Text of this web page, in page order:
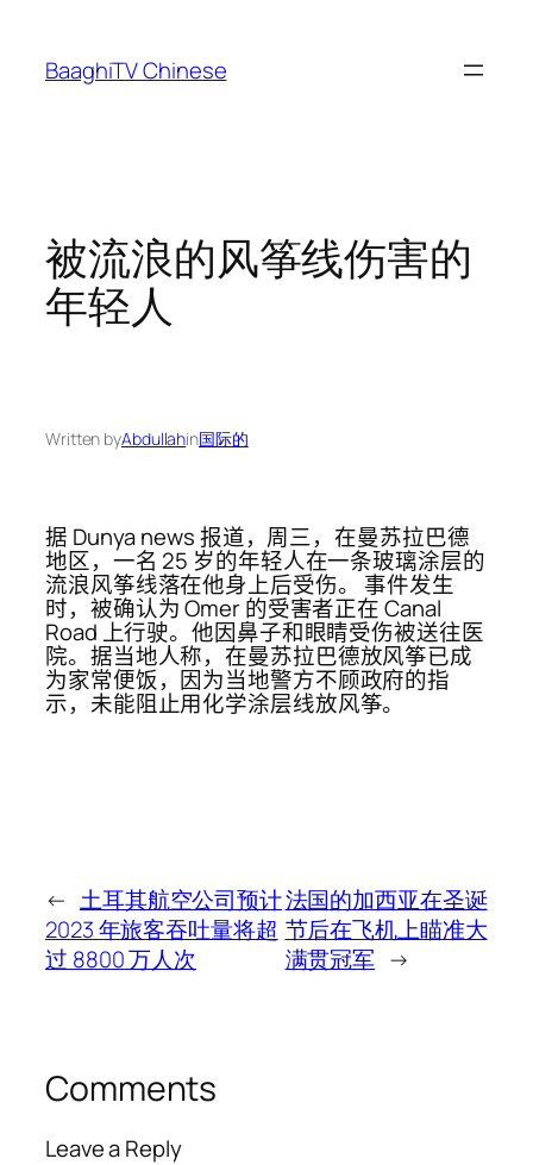
content
BaaghiTV Chinese
被流浪的风筝线伤害的
年轻人
Written byAbdullahin国际的
据 Dunya news 报道，周三，在曼苏拉巴德
地区，一名 25 岁的年轻人在一条玻璃涂层的
流浪风筝线落在他身上后受伤。 事件发生
时，被确认为 Omer 的受害者正在 Canal
Road 上行驶。他因鼻子和眼睛受伤被送往医
院。据当地人称，在曼苏拉巴德放风筝已成
为家常便饭，因为当地警方不顾政府的指
示，未能阻止用化学涂层线放风筝。
← 土耳其航空公司预计
2023 年旅客吞吐量将超
过 8800 万人次
法国的加西亚在圣诞
节后在飞机上瞄准大
满贯冠军 →
Comments
Leave a Reply